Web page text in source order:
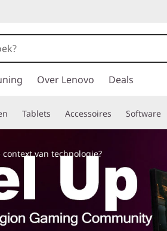
Over Lenovo Deals
Tablets Accessoires Software
van technologie?